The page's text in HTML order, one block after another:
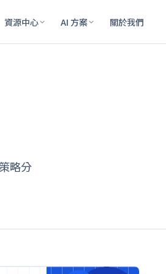
資源中心 AI 方案 關於我們
略分